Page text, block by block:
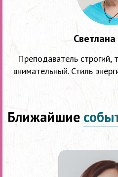
Преподаватель строгий,
внимательный. Стиль
Ближайшие